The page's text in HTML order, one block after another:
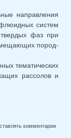
направления
систем
фаз при
пород-
тематических
рассолов и
комментарии